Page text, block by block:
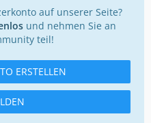
auf unserer Seite?
und nehmen Sie an
teil!
ERSTELLEN